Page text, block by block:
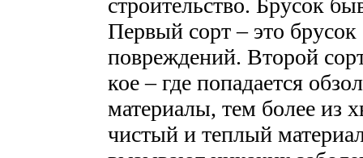
строительство. Брусок
Первый сорт – это
повреждений. Второй
кое – где попадается
материалы, тем более из
чистый и теплый